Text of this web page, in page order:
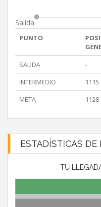
Salida
PUNTO
SALIDA
-
INTERMEDIO
1115
META
1128
ESTADÍSTICAS DE
TU